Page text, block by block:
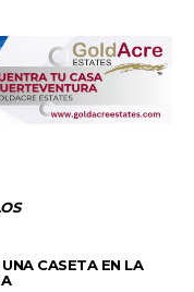
CASETA EN LA